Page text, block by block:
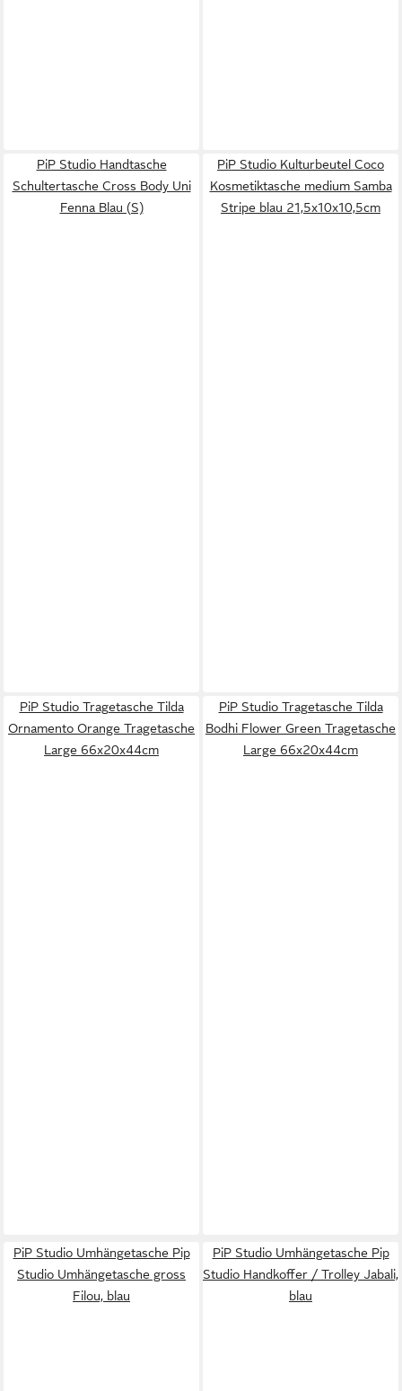
PiP Studio Handtasche
Schultertasche Cross Body Uni
Fenna Blau (S)
PiP Studio Kulturbeutel Coco
Kosmetiktasche medium Samba
Stripe blau 21,5x10x10,5cm
PiP Studio Tragetasche Tilda
Ornamento Orange Tragetasche
Large 66x20x44cm
PiP Studio Tragetasche Tilda
Bodhi Flower Green Tragetasche
Large 66x20x44cm
PiP Studio Umhängetasche Pip
Studio Umhängetasche gross
Filou, blau
PiP Studio Umhängetasche Pip
Studio Handkoffer / Trolley Jabali,
blau